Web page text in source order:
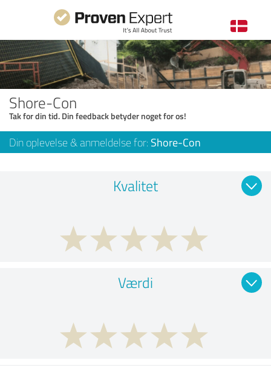
Shore-Con
Tak for din tid. Din feedback betyder noget for os!
Din oplevelse & anmeldelse for: Shore-Con
Kvalitet
Værdi